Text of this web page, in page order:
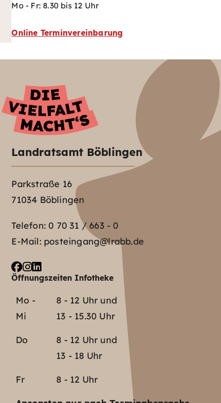
Mo - Fr: 8.30 bis 12 Uhr
Online Terminvereinbarung
Landratsamt Böblingen
Parkstraße 16
71034 Böblingen
Telefon:0 70 31 / 663 - 0
E-Mail: posteingang@lrabb.de
Öffnungszeiten Infotheke
Mo -
Mi
8 - 12 Uhr und
13 - 15.30 Uhr
Do
8 - 12 Uhr und
13 - 18 Uhr
Fr 8 - 12 Uhr